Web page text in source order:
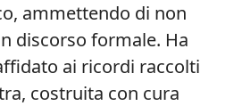
ammettendo di non
discorso formale. Ha
ai ricordi raccolti
costruita con cura